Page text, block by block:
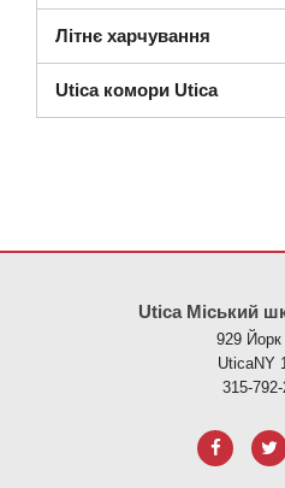
Літнє харчування
Utica комори Utica
Utica Міський
929 Йорк
UticaNY
315-